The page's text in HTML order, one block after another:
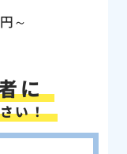
～
に
い！